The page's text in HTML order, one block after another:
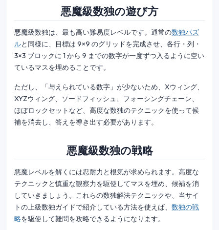
悪魔級数独の遊び方
悪魔級数独は、最も高い難易度レベルです。通常の数独パズ
ルと同様に、目標は 9×9 のグリッドを完成させ、各行・列・
3×3 ブロックに 1 から 9 までの数字が一度ずつ入るように空い
ているマスを埋めることです。
ただし、「与えられている数字」が少ないため、Xウィング、
XYZウィング、ソードフィッシュ、フォーシングチェーン、
ほぼロックセットなど、高度な数独のテクニックを使って候
補を消去し、答えを導き出す必要があります。
悪魔級数独の戦略
悪魔レベルを解くには忍耐力と根気が求められます。高度な
テクニックと慎重な観察力を駆使してマスを埋め、候補を消
していきましょう。これらの数独解法テクニックや、当サイ
トの上級数独ガイドで紹介している方法を使えば、 数独の戦
略を駆使して難問を攻略できるようになります。